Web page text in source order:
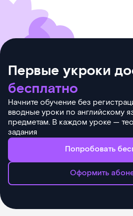
Первые укроки
бесплатно
Начните обучение без
вводные уроки по английскому
предметам. В каждом уроке —
задания
Попробовать
Оформить